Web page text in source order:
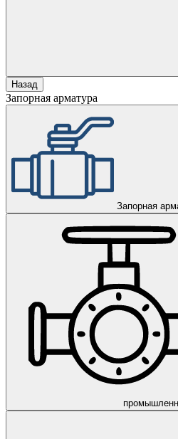
Назад
Запорная арматура
Запорная